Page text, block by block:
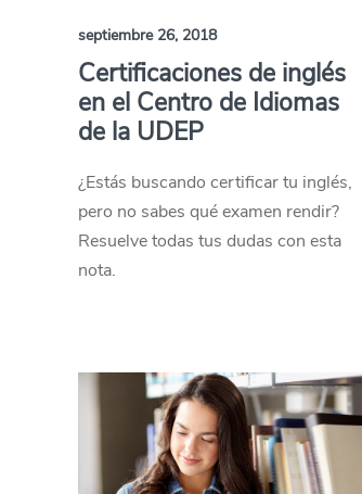
septiembre 26, 2018
Certificaciones de inglés
en el Centro de Idiomas
de la UDEP
¿Estás buscando certificar tu inglés,
pero no sabes qué examen rendir?
Resuelve todas tus dudas con esta
nota.